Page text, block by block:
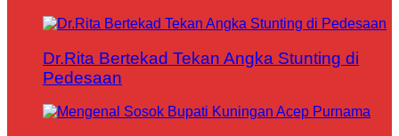
Dr.Rita Bertekad Tekan Angka Stunting di
Pedesaan